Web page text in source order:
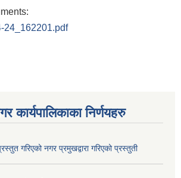
24_162201.pdf
कार्यपालिकाका निर्णयहरु
गरिएको नगर प्रमुखद्वारा गरिएको प्रस्तुती